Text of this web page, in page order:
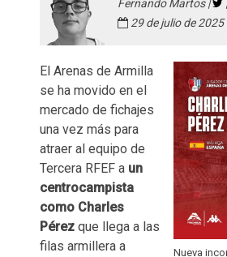
Fernando Martos |
29 de julio de 2025
Nueva
El Arenas de Armilla
se ha movido en el
mercado de fichajes
una vez más para
atraer al equipo de
Tercera RFEF a un
centrocampista
como Charles
Pérez que llega a las
filas armillera a